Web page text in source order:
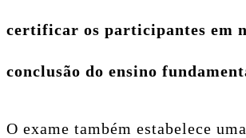
certificar os participantes em
conclusão do ensino
O exame também estabelece